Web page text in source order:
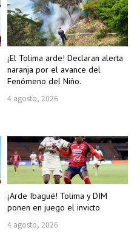
¡El Tolima arde! Declaran alerta
naranja por el avance del
Fenómeno del Niño.
4 agosto, 2026
¡Arde Ibagué! Tolima y DIM
ponen en juego el invicto
4 agosto, 2026